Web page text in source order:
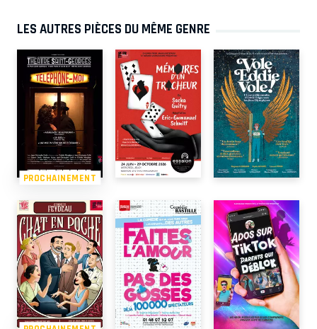
LES AUTRES PIÈCES DU MÊME GENRE
PROCHAINEMENT